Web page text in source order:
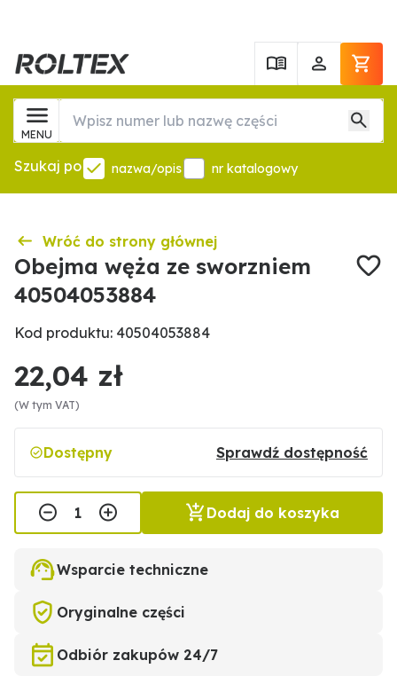
MENU
Szukaj po nazwa/opis nr katalogowy
Wróć do strony głównej
Obejma węża ze sworzniem
40504053884
Kod produktu: 40504053884
22,04 zł
(W tym VAT)
Dostępny Sprawdź dostępność
Dodaj do koszyka
Wsparcie techniczne
Oryginalne części
Odbiór zakupów 24/7